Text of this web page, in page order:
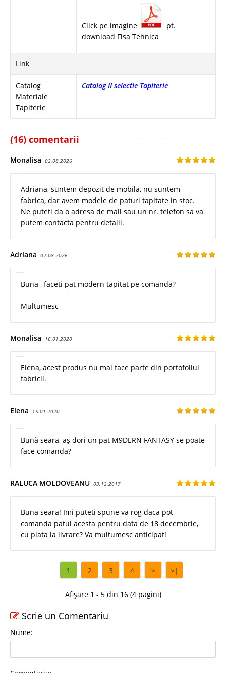
Click pe imagine
pt.
download Fisa Tehnica
Link
Catalog
Materiale
Tapiterie
Catalog II selectie Tapiterie
(16) comentarii
Monalisa 02.08.2026
Adriana, suntem depozit de mobila, nu suntem
fabrica, dar avem modele de paturi tapitate in stoc.
Ne puteti da o adresa de mail sau un nr. telefon sa va
putem contacta pentru detalii.
Adriana 02.08.2026
Buna , faceti pat modern tapitat pe comanda?
Multumesc
Monalisa 16.01.2020
Elena, acest produs nu mai face parte din portofoliul
fabricii.
Elena 15.01.2020
Bună seara, aș dori un pat M9DERN FANTASY se poate
face comanda?
RALUCA MOLDOVEANU 03.12.2017
Buna seara! Imi puteti spune va rog daca pot
comanda patul acesta pentru data de 18 decembrie,
cu plata la livrare? Va multumesc anticipat!
1 2 3 4 > >|
Afișare 1 - 5 din 16 (4 pagini)
Scrie un Comentariu
Nume: